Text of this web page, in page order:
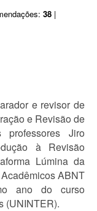
38 |
e revisor de
e Revisão de
Jiro
à Revisão
Lúmina da
ABNT
ano do curso
(UNINTER).